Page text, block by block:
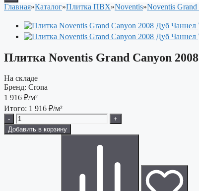
Главная»Каталог»Плитка ПВХ»Noventis»Noventis Grand
Плитка Noventis Grand Canyon
На складе
Бренд: Crona
1 916 ₽/м²
Итого: 1 916 ₽/м²
-
+
Добавить в корзину